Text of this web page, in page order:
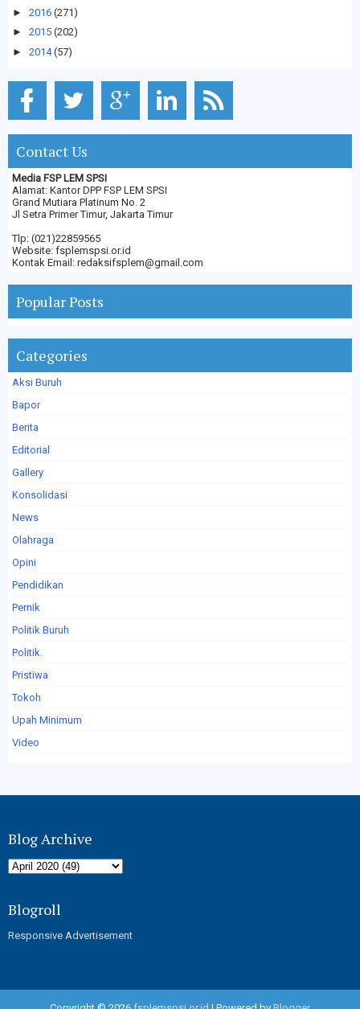
► 2016 (271)
► 2015 (202)
► 2014 (57)
Contact Us
Media FSP LEM SPSI
Alamat: Kantor DPP FSP LEM SPSI
Grand Mutiara Platinum No. 2
Jl Setra Primer Timur, Jakarta Timur
Tlp: (021)22859565
Website: fsplemspsi.or.id
Kontak Email: redaksifsplem@gmail.com
Popular Posts
Categories
Aksi Buruh
Bapor
Berita
Editorial
Gallery
Konsolidasi
News
Olahraga
Opini
Pendidikan
Pernik
Politik Buruh
Politik.
Pristiwa
Tokoh
Upah Minimum
Video
Blog Archive
Blogroll
Responsive Advertisement